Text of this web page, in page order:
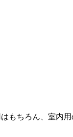
ちろん、室内用